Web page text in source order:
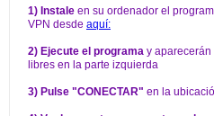
1) Instale en su ordenador el
VPN desde aquí:
2) Ejecute el programa y
libres en la parte izquierda
3) Pulse "CONECTAR" en la